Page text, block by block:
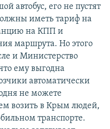
автобус, его не пустят
иметь тариф на
на КПП и
маршрута. Но этого
и Министерство
ему выгодна
автоматически
не можете
возить в Крым людей,
транспорте.